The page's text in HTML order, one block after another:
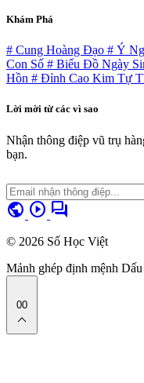
Khám Phá
# Cung Hoàng Đạo # Ý
Con Số # Biểu Đồ Ngày
Hồn # Đỉnh Cao Kim Tự
Lời mời từ các vì sao
Nhận thông điệp vũ trụ
bạn.
public play_circle forum
© 2026 Số Học Việt
Mảnh ghép định mệnh
00
expand_less